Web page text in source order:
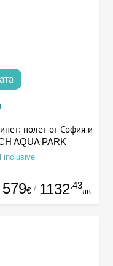
полет от София и
AQUA PARK
inclusive
579€ / 1132.43
лв.